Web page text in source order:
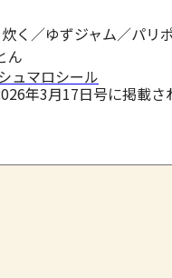
く／ゆずジャム／パリ
ん
年3月17日号に掲載さ
ュマロシール